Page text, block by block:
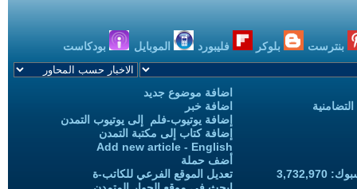
بنترست بلوكر فليبورد الموبايل بودكاست
اضافة موضوع جديد
اضافة خبر
إضافة يوتيوب-فلم إلى يوتيوب التمدن
إضافة كتاب إلى مكتبة التمدن
Add new article - English
أضف حملة
تعديل الموقع الفرعي للكاتب-ة